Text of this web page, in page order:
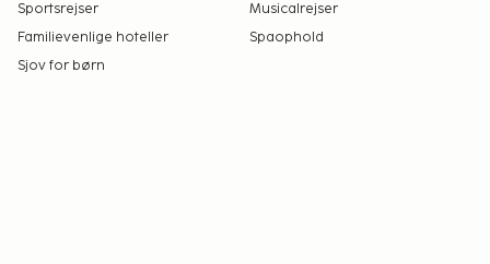
Sportsrejser
Musicalrejser
Familievenlige hoteller
Spaophold
Sjov for børn